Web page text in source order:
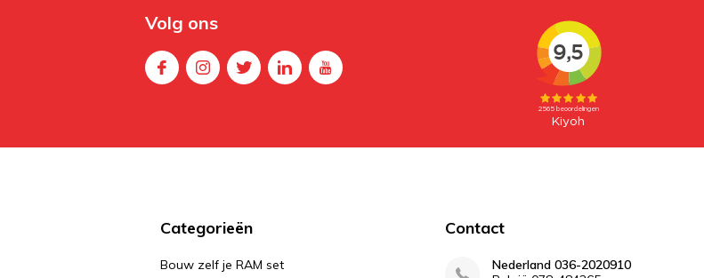
Volg ons
Categorieën
Bouw zelf je RAM set
Contact
Nederland 036-2020910